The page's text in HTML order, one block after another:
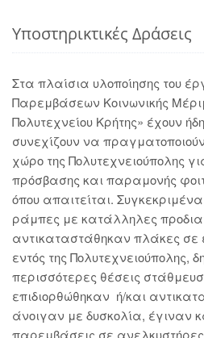
Υποστηρικτικές Δράσεις
Στα πλαίσια υλοποίησης του
Παρεμβάσεων Κοινωνικής
Πολυτεχνείου Κρήτης» έχουν
συνεχίζουν να
χώρο της Πολυτεχνειούπολης
πρόσβασης και παραμονής
όπου απαιτείται.
ράμπες με κατάλληλες
αντικαταστάθηκαν πλάκες σε
εντός της Πολυτεχνειούπολης,
περισσότερες θέσεις
επιδιορθώθηκαν ή/και
άνοιγαν με δυσκολία, έγιναν
παρεμβάσεις σε